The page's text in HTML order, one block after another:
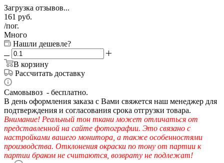
Загрузка отзывов...
161 руб.
/пог.
Много
Нашли дешевле?
В корзину
Рассчитать доставку
Самовывоз - бесплатно.
В день оформления заказа с Вами свяжется наш менеджер для
подтверждения и согласования срока отгрузки товара.
Внимание! Реальный тон ткани может отличаться от
представленной на сайте фотографии. Это связано с
настройками вашего монитора, а также особенностями
производства. Отклонения окраски по тону от партии к
партии браком не считаются, возврату не подлежат!